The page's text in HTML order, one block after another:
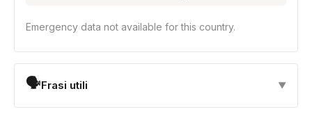
Emergency data not available for this country.
🗣Frasi utili ▼